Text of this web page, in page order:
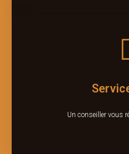
Un conseiller